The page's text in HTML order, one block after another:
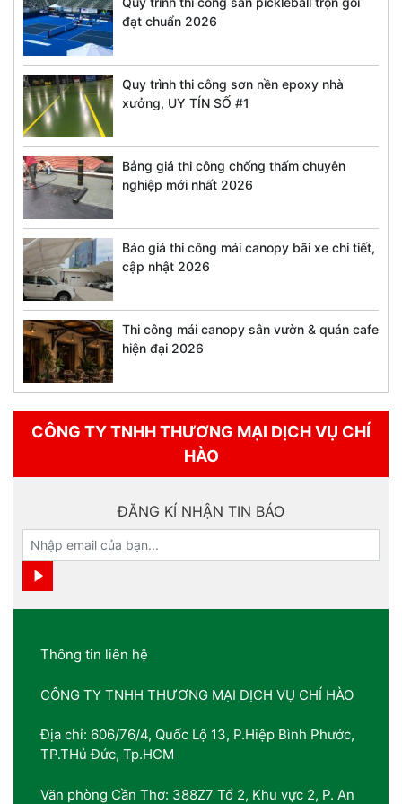
đạt chuẩn 2026
Quy trình thi công sơn nền epoxy nhà
xưởng, UY TÍN SỐ #1
Bảng giá thi công chống thấm chuyên
nghiệp mới nhất 2026
Báo giá thi công mái canopy bãi xe chi tiết,
cập nhật 2026
Thi công mái canopy sân vườn & quán cafe
hiện đại 2026
CÔNG TY TNHH THƯƠNG MẠI DỊCH VỤ CHÍ
HÀO
ĐĂNG KÍ NHẬN TIN BÁO
Thông tin liên hệ
CÔNG TY TNHH THƯƠNG MẠI DỊCH VỤ CHÍ HÀO
Địa chỉ: 606/76/4, Quốc Lộ 13, P.Hiệp Bình Phước,
TP.THủ Đức, Tp.HCM
Văn phòng Cần Thơ: 388Z7 Tổ 2, Khu vực 2, P. An